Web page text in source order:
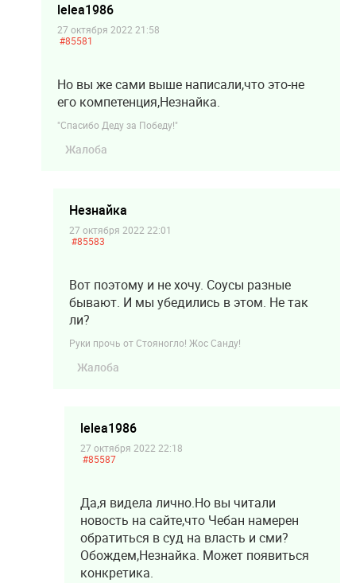
lelea1986
27 октября 2022 21:58
#85581
Но вы же сами выше написали,что это-не
его компетенция,Незнайка.
"Спасибо Деду за Победу!"
Жалоба
Незнайка
27 октября 2022 22:01
#85583
Вот поэтому и не хочу. Соусы разные
бывают. И мы убедились в этом. Не так
ли?
Руки прочь от Стояногло! Жос Санду!
Жалоба
lelea1986
27 октября 2022 22:18
#85587
Да,я видела лично.Но вы читали
новость на сайте,что Чебан намерен
обратиться в суд на власть и сми?
Обождем,Незнайка. Может появиться
конкретика.